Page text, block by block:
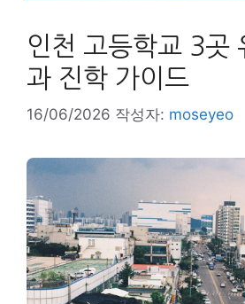
인천 고등학교 3곳
과 진학 가이드
16/06/2026 작성자: moseyeo